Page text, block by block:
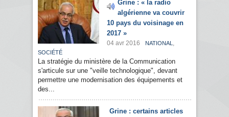
Grine : « la radio
algérienne va couvrir
10 pays du voisinage en
2017 »
04 avr 2016 NATIONAL ,
SOCIÉTÉ
La stratégie du ministère de la Communication
s'articule sur une "veille technologique", devant
permettre une modernisation des équipements et
des...
Grine : certains articles